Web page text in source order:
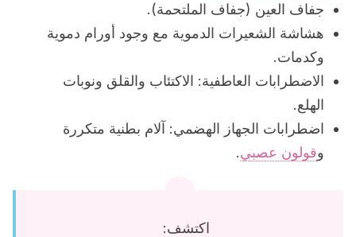
جفاف العين (جفاف الملتحمة).
هشاشة الشعيرات الدموية مع وجود أورام دموية
وكدمات.
الاضطرابات العاطفية: الاكتئاب والقلق ونوبات
الهلع.
اضطرابات الجهاز الهضمي: آلام بطنية متكررة
وقولون عصبي.
اكتشف: